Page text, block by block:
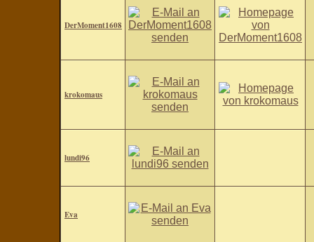
DerMoment1608
krokomaus
lundi96
Eva